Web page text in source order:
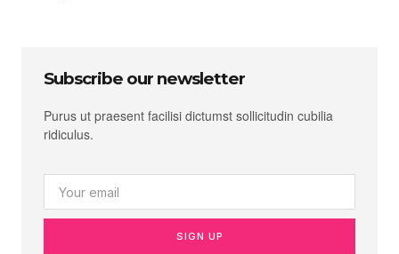
Subscribe our newsletter
Purus ut praesent facilisi dictumst sollicitudin cubilia
ridiculus.
SIGN UP